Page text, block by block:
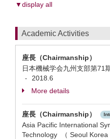
▼display all
Academic Activities
座長（Chairmanship）
日本機械学会九州支部第71
-
2018.6
More details
座長（Chairmanship）
Asia Pacific International
Technology （ Seoul Korea